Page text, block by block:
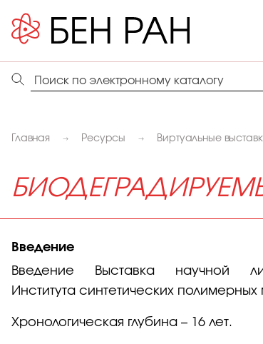
Главная Ресурсы Виртуальные
Введение
Введение Выставка
Института синтетических
Хронологическая глубина – 16 лет.